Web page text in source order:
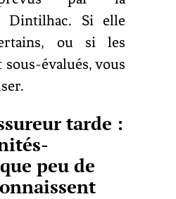
Dintilhac. Si elle
ou si les
évalués, vous
tarde :
peu de